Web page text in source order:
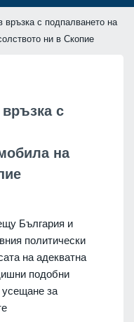
с подпалването на
ни в Скопие
с
на
България и
политически
на адекватна
подобни
усещане за